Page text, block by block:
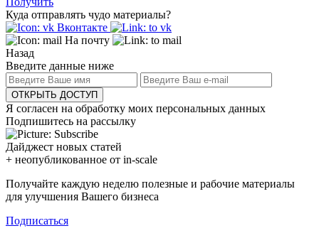
Куда отправлять чудо материалы?
Вконтакте
На почту
Назад
Введите данные ниже
ОТКРЫТЬ ДОСТУП
Я согласен на обработку моих персональных данных
Подпишитесь на рассылку
Дайджест новых статей
+ неопубликованное от in-scale
Получайте каждую неделю полезные и рабочие материалы
для улучшения Вашего бизнеса
Подписаться